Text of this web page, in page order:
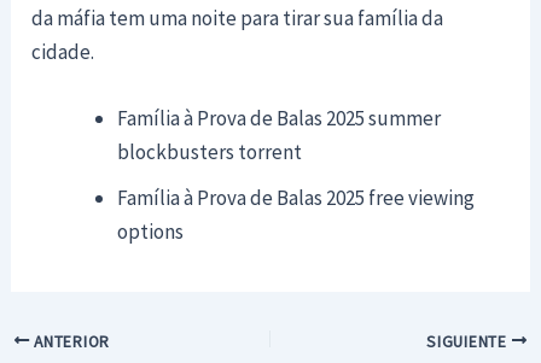
da máfia tem uma noite para tirar sua família da
cidade.
Família à Prova de Balas 2025 summer
blockbusters torrent
Família à Prova de Balas 2025 free viewing
options
ANTERIOR SIGUIENTE